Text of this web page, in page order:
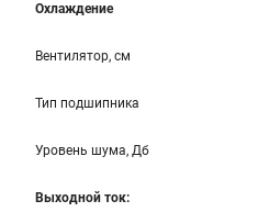
Охлаждение
Вентилятор, см
Тип подшипника
Уровень шума, Дб
Выходной ток: